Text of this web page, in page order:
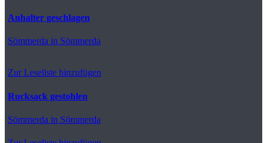
Anhalter geschlagen
Sömmerda in Sömmerda
Zur Leseliste hinzufügen
Rucksack gestohlen
Sömmerda in Sömmerda